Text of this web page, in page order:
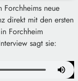
Forchheims neue
direkt mit den ersten
Forchheim
sagt sie: